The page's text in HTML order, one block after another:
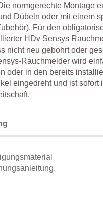
normgerechte Montage
Dübeln oder mit einem
Für den
HDv Sensys
nicht neu gebohrt oder
Rauchmelder wird
oder in den bereits
eingedreht und ist sofort